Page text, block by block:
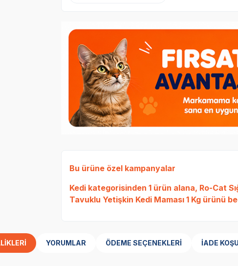
Bu ürüne özel kampanyalar
Kedikategorisinden 1 ürün alana, Ro-Cat
Tavuklu Yetişkin Kedi Maması 1 Kgürünü
YORUMLAR ÖDEME SEÇENEKLERI İADE